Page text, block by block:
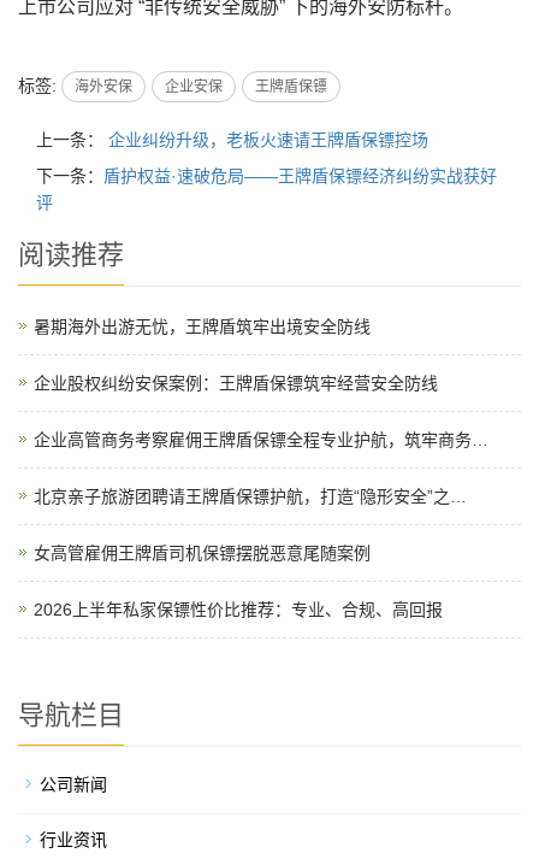
上市公司应对 “非传统安全威胁” 下的海外安防标杆。
标签: 海外安保 企业安保 王牌盾保镖
上一条： 企业纠纷升级，老板火速请王牌盾保镖控场
下一条： 盾护权益·速破危局——王牌盾保镖经济纠纷实战获好
评
阅读推荐
暑期海外出游无忧，王牌盾筑牢出境安全防线
企业股权纠纷安保案例：王牌盾保镖筑牢经营安全防线
企业高管商务考察雇佣王牌盾保镖全程专业护航，筑牢商务…
北京亲子旅游团聘请王牌盾保镖护航，打造“隐形安全”之…
女高管雇佣王牌盾司机保镖摆脱恶意尾随案例
2026上半年私家保镖性价比推荐：专业、合规、高回报
导航栏目
公司新闻
行业资讯